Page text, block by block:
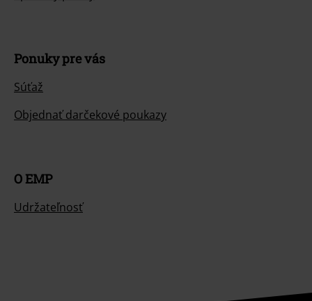
Ponuky pre vás
Súťaž
Objednať darčekové poukazy
O EMP
Udržateľnosť